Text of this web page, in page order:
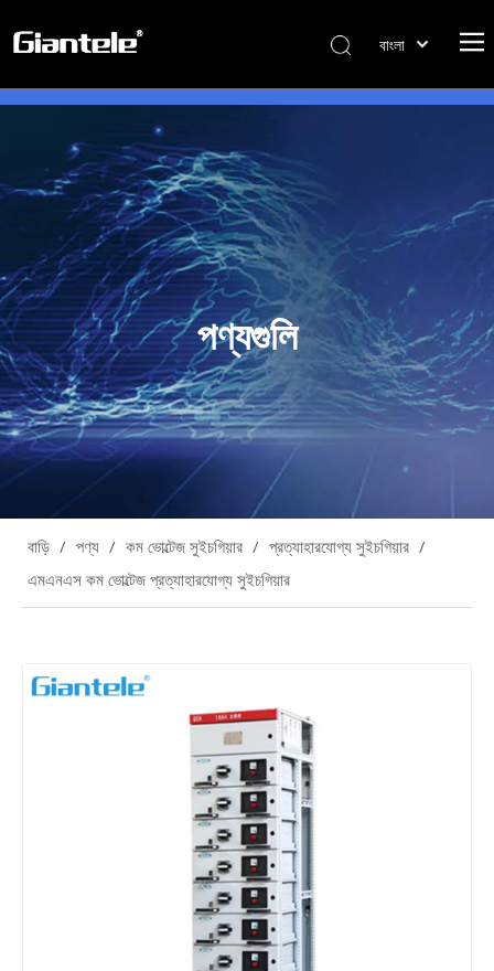
বাংলা
Tiếng Việt
Pусский
العربية
简体中文
English
পণ্যগুলি
বাড়ি / পণ্য / কম ভোল্টেজ সুইচগিয়ার / প্রত্যাহারযোগ্য সুইচগিয়ার /
এমএনএস কম ভোল্টেজ প্রত্যাহারযোগ্য সুইচগিয়ার